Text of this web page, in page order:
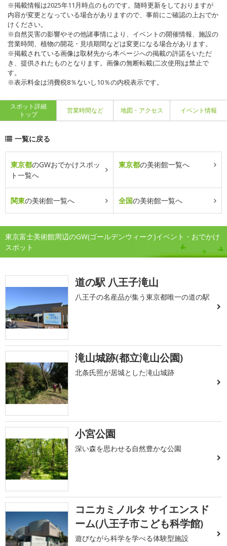
※掲載情報は2025年11月時点のものです。随時更新をしておりますが
内容が変更となっている場合がありますので、事前にご確認の上おでか
けください。
※自然災害の影響やその他諸事情により、イベントの開催情報、施設の
営業時間、植物の開花・見頃期間などは変更になる場合があります。
※掲載されている画像は取材先から本ページへの掲載の許諾をいただ
き、提供されたものとなります。画像の無断転載(二次使用)は禁止で
す。
※表示料金は消費税8％ないし10％の内税表示です。
スポット詳細
トップ
営業時間など 地図・アクセス イベント情報
一覧に戻る
東京都のGWおでかけスポッ
ト一覧へ
東京都の美術館一覧へ
関東の美術館一覧へ 全国の美術館一覧へ
東京富士美術館周辺のGW(ゴールデンウィーク)イベント・おでかけ
スポット
道の駅 八王子滝山
八王子の名産品が集う東京都唯一の道の駅
滝山城跡(都立滝山公園)
北条氏照が居城とした滝山城跡
小宮公園
深い森を思わせる自然豊かな公園
コニカミノルタ サイエンスド
ーム(八王子市こども科学館)
遊びながら科学を学べる体験型施設